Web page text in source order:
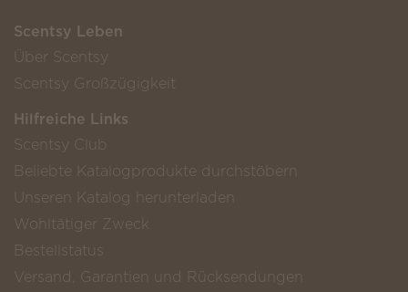
Scentsy Leben
Über Scentsy
Scentsy Großzügigkeit
Hilfreiche Links
Scentsy Club
Beliebte Katalogprodukte durchstöbern
Unseren Katalog herunterladen
Wohltätiger Zweck
Bestellstatus
Versand, Garantien und Rücksendungen